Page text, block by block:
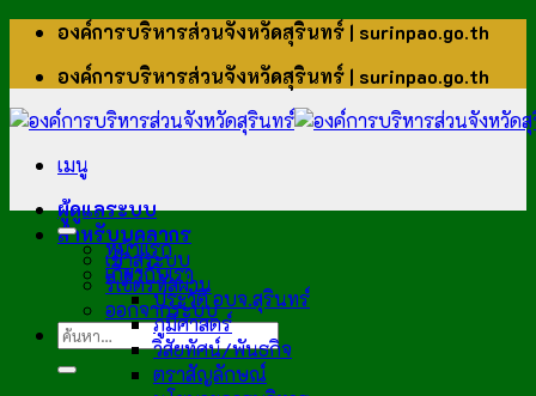
ข้าม
เนื้อหา
องค์การบริหารส่วนจังหวัดสุรินทร์ | surinpao.go.th
องค์การบริหารส่วนจังหวัดสุรินทร์ | surinpao.go.th
เมนู
ผู้ดูแลระบบ
สำหรับบุคลากร
เข้าสู่ระบบ
รีเซ็ตรหัสผ่าน
ออกจากระบบ
หน้าแรก
เกี่ยวกับเรา
ประวัติ อบจ.สุรินทร์
ภูมิศาสตร์
วิสัยทัศน์/พันธกิจ
ตราสัญลักษณ์